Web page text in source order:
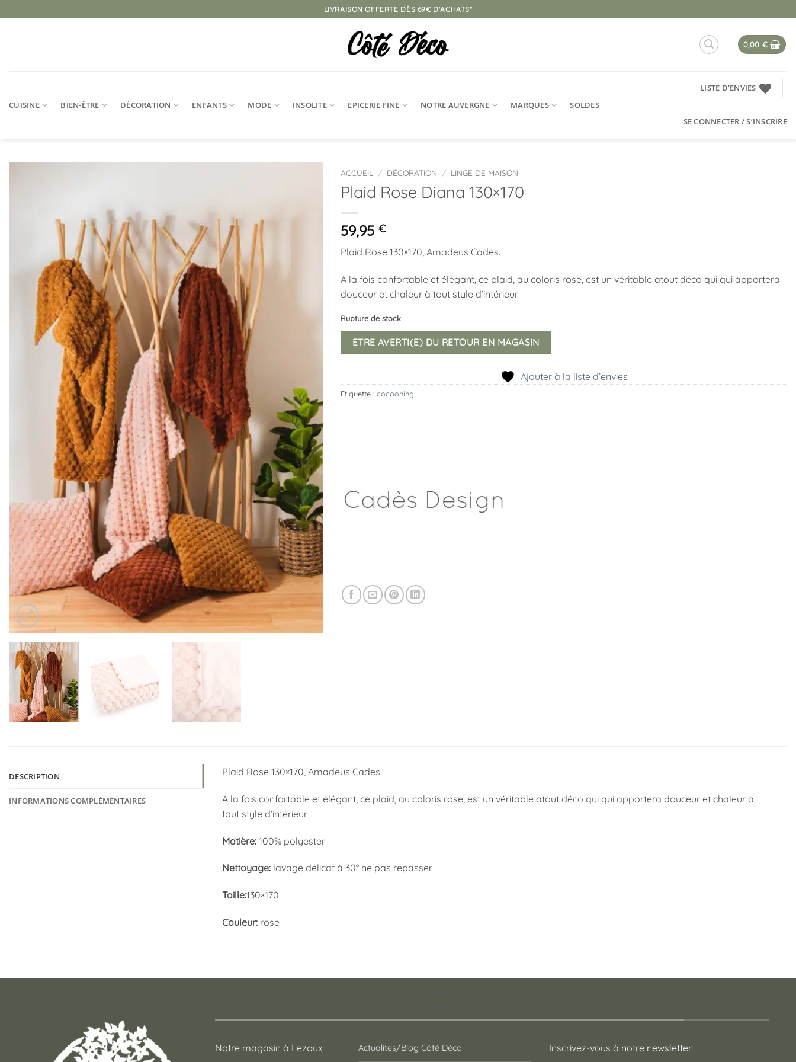
au
LIVRAISON OFFERTE DÈS 69€ D'ACHATS*
0,00 €
CUISINE BIEN-ÊTRE DÉCORATION ENFANTS MODE INSOLITE EPICERIE FINE NOTRE AUVERGNE MARQUES SOLDES
LISTE D'ENVIES
SE CONNECTER / S’INSCRIRE
ACCUEIL / DÉCORATION / LINGE DE MAISON
Plaid Rose Diana 130×170
59,95 €
Plaid Rose 130×170, Amadeus Cades.
A la fois confortable et élégant, ce plaid, au coloris rose, est un véritable atout déco qui qui apportera
douceur et chaleur à tout style d’intérieur.
Rupture de stock
ETRE AVERTI(E) DU RETOUR EN MAGASIN
Ajouter à la liste d’envies
Étiquette : cocooning
DESCRIPTION
INFORMATIONS COMPLÉMENTAIRES
Plaid Rose 130×170, Amadeus Cades.
A la fois confortable et élégant, ce plaid, au coloris rose, est un véritable atout déco qui qui apportera douceur et chaleur à
tout style d’intérieur.
Matière:100% polyester
Nettoyage:lavage délicat à 30° ne pas repasser
Taille:130×170
Couleur:rose
Notre magasin à Lezoux Actualités/Blog Côté Déco
Inscrivez-vous à notre newsletter